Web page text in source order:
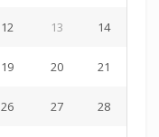
12 13 14
19 20 21
26 27 28